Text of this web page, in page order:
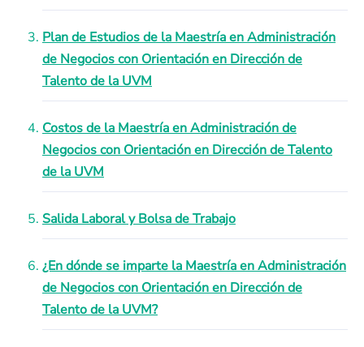
Plan de Estudios de la Maestría en Administración
de Negocios con Orientación en Dirección de
Talento de la UVM
Costos de la Maestría en Administración de
Negocios con Orientación en Dirección de Talento
de la UVM
Salida Laboral y Bolsa de Trabajo
¿En dónde se imparte la Maestría en Administración
de Negocios con Orientación en Dirección de
Talento de la UVM?